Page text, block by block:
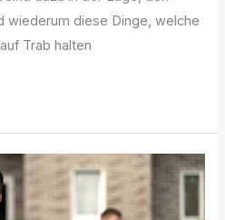
wiederum diese Dinge, welche
Trab halten